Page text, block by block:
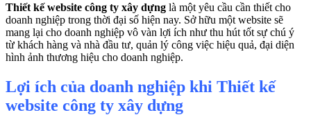
Thiết kế website công ty xây dựng là một yêu cầu cần thiết cho
doanh nghiệp trong thời đại số hiện nay. Sở hữu một website sẽ
mang lại cho doanh nghiệp vô vàn lợi ích như thu hút tốt sự chú ý
từ khách hàng và nhà đầu tư, quản lý công việc hiệu quả, đại diện
hình ảnh thương hiệu cho doanh nghiệp.
Lợi ích của doanh nghiệp khi Thiết kế
website công ty xây dựng